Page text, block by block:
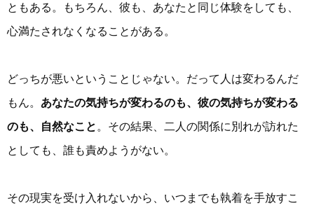
ともある。もちろん、彼も、あなたと同じ体験をしても、
心満たされなくなることがある。
どっちが悪いということじゃない。だって人は変わるんだ
もん。 あなたの気持ちが変わるのも、彼の気持ちが変わる
のも、自然なこと 。その結果、二人の関係に別れが訪れた
としても、誰も責めようがない。
その現実を受け入れないから、いつまでも執着を手放すこ